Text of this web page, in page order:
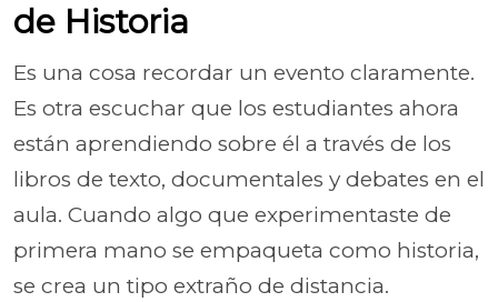
de Historia
Es una cosa recordar un evento claramente.
Es otra escuchar que los estudiantes ahora
están aprendiendo sobre él a través de los
libros de texto, documentales y debates en el
aula. Cuando algo que experimentaste de
primera mano se empaqueta como historia,
se crea un tipo extraño de distancia.